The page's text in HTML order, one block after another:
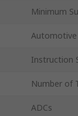
Minimum
Automotive
Instruction
Number of
ADCs